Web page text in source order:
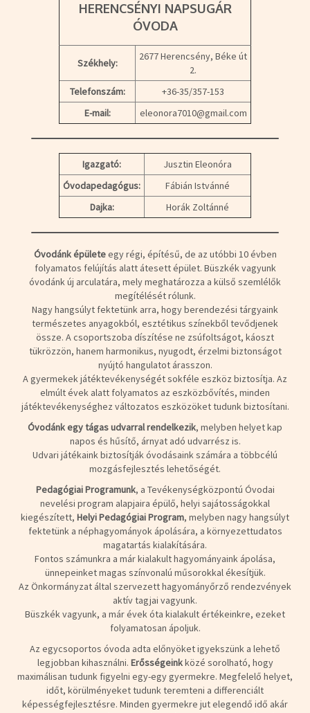
HERENCSÉNYI NAPSUGÁR
ÓVODA
Székhely:
2677 Herencsény, Béke út
2.
Telefonszám:
+36-35/357-153
E-mail:
eleonora7010@gmail.com
Igazgató:
Jusztin Eleonóra
Óvodapedagógus:
Fábián Istvánné
Dajka:
Horák Zoltánné
Óvodánk épületeegy régi, építésű, de az utóbbi 10 évben
folyamatos felújítás alatt átesett épület. Büszkék vagyunk
óvodánk új arculatára, mely meghatározza a külső szemlélők
megítélését rólunk.
Nagy hangsúlyt fektetünk arra, hogy berendezési tárgyaink
természetes anyagokból, esztétikus színekből tevődjenek
össze. A csoportszoba díszítése ne zsúfoltságot, káoszt
tükrözzön, hanem harmonikus, nyugodt, érzelmi biztonságot
nyújtó hangulatot árasszon.
A gyermekek játéktevékenységét sokféle eszköz biztosítja. Az
elmúlt évek alatt folyamatos az eszközbővítés, minden
játéktevékenységhez változatos eszközöket tudunk biztosítani.
Óvodánk egy tágas udvarralrendelkezik, melyben helyet kap
napos és hűsítő, árnyat adó udvarrész is.
Udvari játékaink biztosítják óvodásaink számára a többcélú
mozgásfejlesztés lehetőségét.
Pedagógiai Programunk, a Tevékenységközpontú Óvodai
nevelési program alapjaira épülő, helyi sajátosságokkal
kiegészített, Helyi Pedagógiai Program, melyben nagy hangsúlyt
fektetünk a néphagyományok ápolására, a környezettudatos
magatartás kialakítására.
Fontos számunkra a már kialakult hagyományaink ápolása,
ünnepeinket magas színvonalú műsorokkal ékesítjük.
Az Önkormányzat által szervezett hagyományőrző rendezvények
aktív tagjai vagyunk.
Büszkék vagyunk, a már évek óta kialakult értékeinkre, ezeket
folyamatosan ápoljuk.
Az egycsoportos óvoda adta előnyöket igyekszünk a lehető
legjobban kihasználni. Erősségeinkközé sorolható, hogy
maximálisan tudunk figyelni egy-egy gyermekre. Megfelelő helyet,
időt, körülményeket tudunk teremteni a differenciált
képességfejlesztésre. Minden gyermekre jut elegendő idő akár